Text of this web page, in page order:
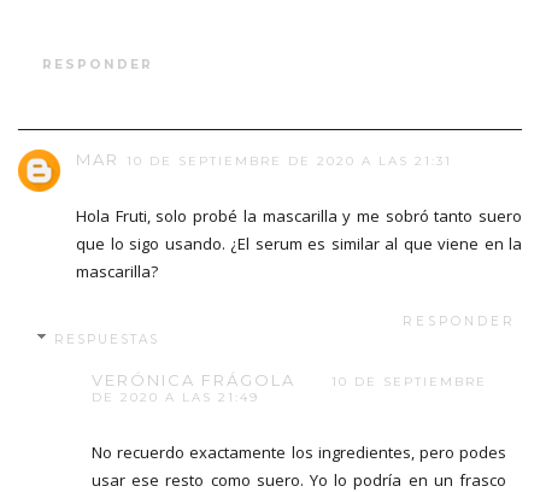
RESPONDER
MAR 10 DE SEPTIEMBRE DE 2020 A LAS 21:31
Hola Fruti, solo probé la mascarilla y me sobró tanto suero
que lo sigo usando. ¿El serum es similar al que viene en la
mascarilla?
RESPONDER
RESPUESTAS
VERÓNICA FRÁGOLA
10 DE SEPTIEMBRE
DE 2020 A LAS 21:49
No recuerdo exactamente los ingredientes, pero podes
usar ese resto como suero. Yo lo podría en un frasco